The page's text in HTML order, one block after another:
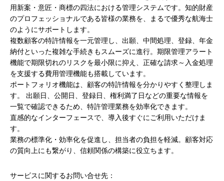
用新案・意匠・商標の四法における管理システムです。知的財産
のプロフェッショナルである皆様の業務を、まるで優秀な航海士
のようにサポートします。
複数顧客の特許情報を一元管理し、出願、中間処理、登録、年金
納付といった複雑な手続きもスムーズに進行。期限管理アラート
機能で期限切れのリスクを最小限に抑え、正確な請求～入金処理
を支援する費用管理機能も搭載しています。
ポートフォリオ機能は、顧客の特許情報を分かりやすく整理しま
す。 出願日、公開日、登録日、権利満了日などの重要な情報を
一覧で確認できるため、特許管理業務を効率化できます。
直感的なインターフェースで、導入後すぐにご利用いただけま
す。
業務の標準化・効率化を促進し、担当者の負担を軽減。顧客対応
の質向上にも繋がり、信頼関係の構築に役立ちます。
サービスに関するお問い合せ先：